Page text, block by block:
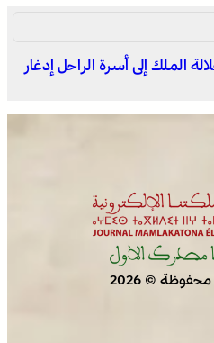
الزعفران والنباتات الطبية
الملك إلى أسرة الراحل إدغار
© 2026